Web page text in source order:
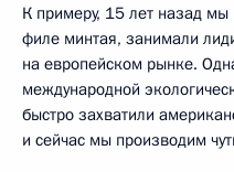
К примеру, 15 лет назад
филе минтая, занимали
на европейском рынке.
международной
быстро захватили
и сейчас мы производим